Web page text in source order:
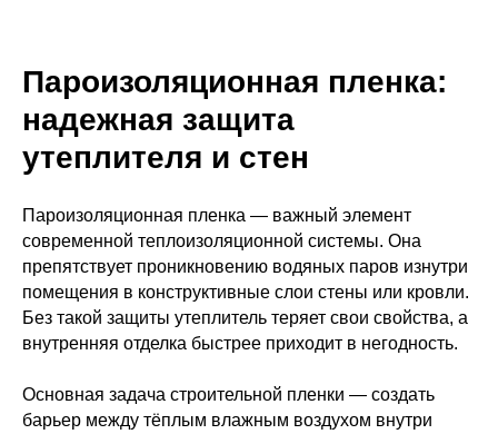
Пароизоляционная пленка:
надежная защита
утеплителя и стен
Пароизоляционная пленка — важный элемент
современной теплоизоляционной системы. Она
препятствует проникновению водяных паров изнутри
помещения в конструктивные слои стены или кровли.
Без такой защиты утеплитель теряет свои свойства, а
внутренняя отделка быстрее приходит в негодность.
Основная задача строительной пленки — создать
барьер между тёплым влажным воздухом внутри